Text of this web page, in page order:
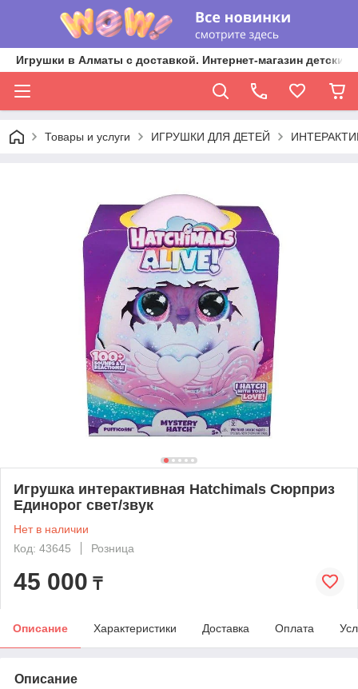
Игрушки в Алматы с доставкой. Интернет-магазин
Товары и услуги ИГРУШКИ ДЛЯ ДЕТЕЙ
Игрушка интерактивная Hatchimals Сюрприз
Единорог свет/звук
Нет в наличии
Код: 43645
Розница
45 000 ₸
Описание Характеристики Доставка Оплата
Описание